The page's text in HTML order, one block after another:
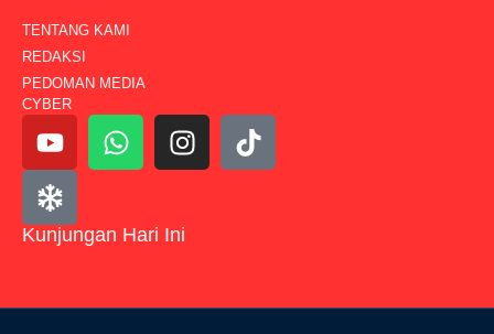
TENTANG KAMI
REDAKSI
PEDOMAN MEDIA
CYBER
Kunjungan Hari Ini